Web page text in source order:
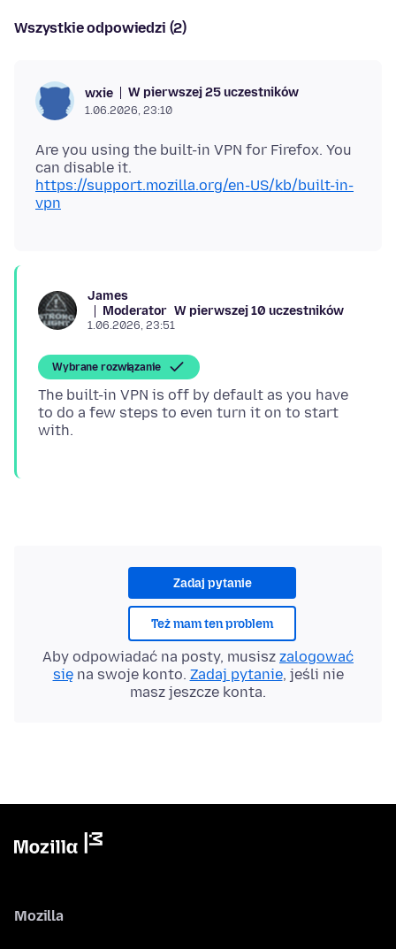
Wszystkie odpowiedzi (2)
wxie W pierwszej 25 uczestników
1.06.2026, 23:10
Are you using the built-in VPN for Firefox. You
https://support.mozilla.org/en-US/kb/built-in-
vpn
James
Moderator W pierwszej 10 uczestników
1.06.2026, 23:51
Wybrane rozwiązanie
The built-in VPN is off by default as you have
to do a few steps to even turn it on to start
Zadaj pytanie
Też mam ten problem
Aby odpowiadać na posty, musisz zalogować
sięna swoje konto. Zadaj pytanie, jeśli nie
masz jeszcze konta.
Mozilla